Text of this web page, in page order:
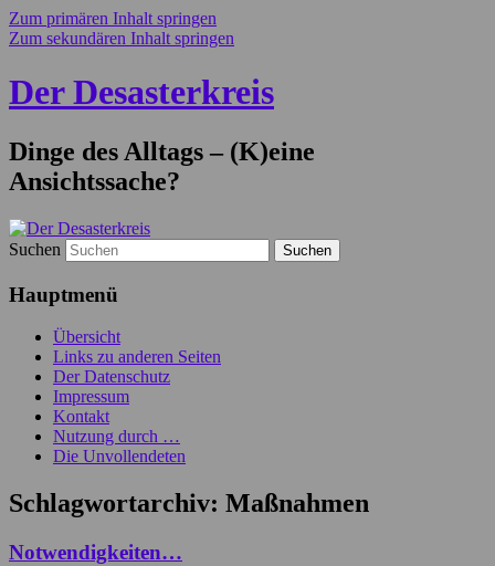
Zum primären Inhalt springen
Zum sekundären Inhalt springen
Der Desasterkreis
Dinge des Alltags – (K)eine
Ansichtssache?
Suchen
Hauptmenü
Übersicht
Links zu anderen Seiten
Der Datenschutz
Impressum
Kontakt
Nutzung durch …
Die Unvollendeten
Schlagwortarchiv: Maßnahmen
Notwendigkeiten…